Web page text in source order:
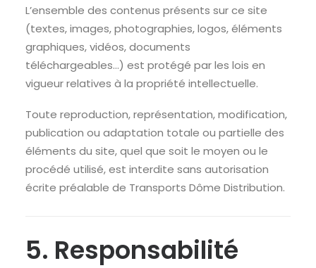
L’ensemble des contenus présents sur ce site
(textes, images, photographies, logos, éléments
graphiques, vidéos, documents
téléchargeables…) est protégé par les lois en
vigueur relatives à la propriété intellectuelle.
Toute reproduction, représentation, modification,
publication ou adaptation totale ou partielle des
éléments du site, quel que soit le moyen ou le
procédé utilisé, est interdite sans autorisation
écrite préalable de Transports Dôme Distribution.
5. Responsabilité